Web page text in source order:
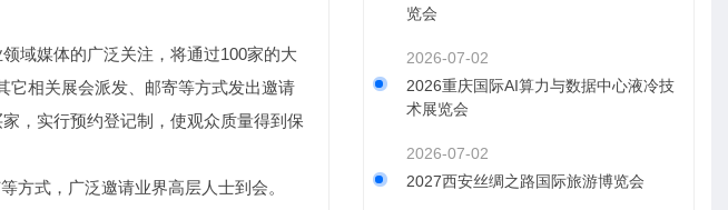
域媒体的广泛关注，将通过100家的大
它相关展会派发、邮寄等方式发出邀请
，实行预约登记制，使观众质量得到保
方式，广泛邀请业界高层人士到会。
览会
2026-07-02
2026重庆国际AI算力与数据中心液冷技
术展览会
2026-07-02
2027西安丝绸之路国际旅游博览会